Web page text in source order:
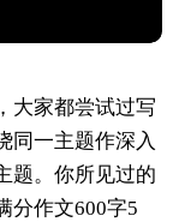
大家都尝试过写
同一主题作深入
题。你所见过的
分作文600字5